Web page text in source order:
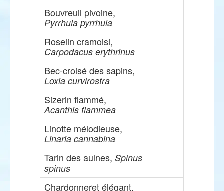
Bouvreuil pivoine,
Pyrrhula pyrrhula
Roselin cramoisi,
Carpodacus erythrinus
Bec-croisé des sapins,
Loxia curvirostra
Sizerin flammé,
Acanthis flammea
Linotte mélodieuse,
Linaria cannabina
Tarin des aulnes, Spinus
spinus
Chardonneret élégant,